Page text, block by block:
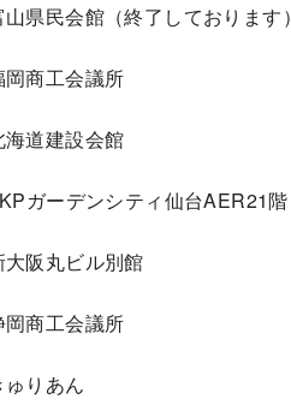
県民会館（終了しております）
商工会議所
道建設会館
ガーデンシティ仙台AER21階
阪丸ビル別館
商工会議所
りあん